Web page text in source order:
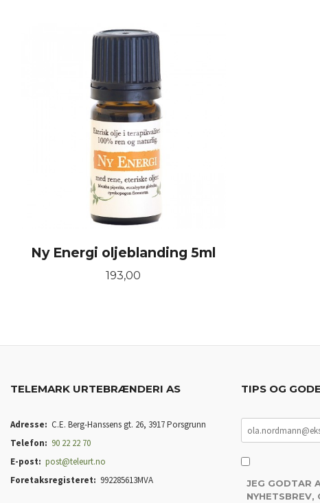
Ny Energi oljeblanding 5ml
Pris
193,00
TELEMARK URTEBRÆNDERI AS
Adresse: C.E. Berg-Hanssens gt. 26, 3917 Porsgrunn
Telefon: 90 22 22 70
E-post: post@teleurt.no
Foretaksregisteret: 992285613MVA
TIPS OG
JEG GODTAR
NYHETSBREV,